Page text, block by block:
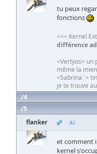
tu peux
fonctions
<<< Kernel
différence
<Vertyos> un
même la
<Sabrina`>
je te trouve
4
5
flanker
et comment
kernel